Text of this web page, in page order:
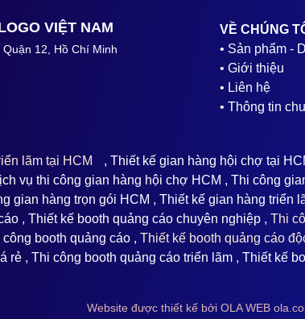
VIỆT NAM
12, Hồ Chí Minh
VỀ CHÚNG
• Sản phẩm -
• Giới thiệu
• Liên hệ
• Thông tin
lãm tại HCM
, Thiết kế gian hàng hội chợ tại
vụ thi công gian hàng hội chợ HCM , Thi công
gian hàng trọn gói HCM , Thiết kế gian hàng triển
, Thiết kế booth quảng cáo chuyên nghiệp , Thi
booth quảng cáo , Thiết kế booth quảng cáo
rẻ , Thi công booth quảng cáo triển lãm , Thiết kế
Website được thiết kế bởi OLA WEB